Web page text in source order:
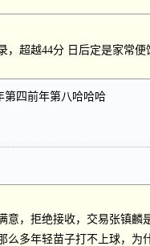
，超越44分 日后定是家常
第四前年第八哈哈哈
意，拒绝接收，交易张镇麟
么多年轻苗子打不上球，为